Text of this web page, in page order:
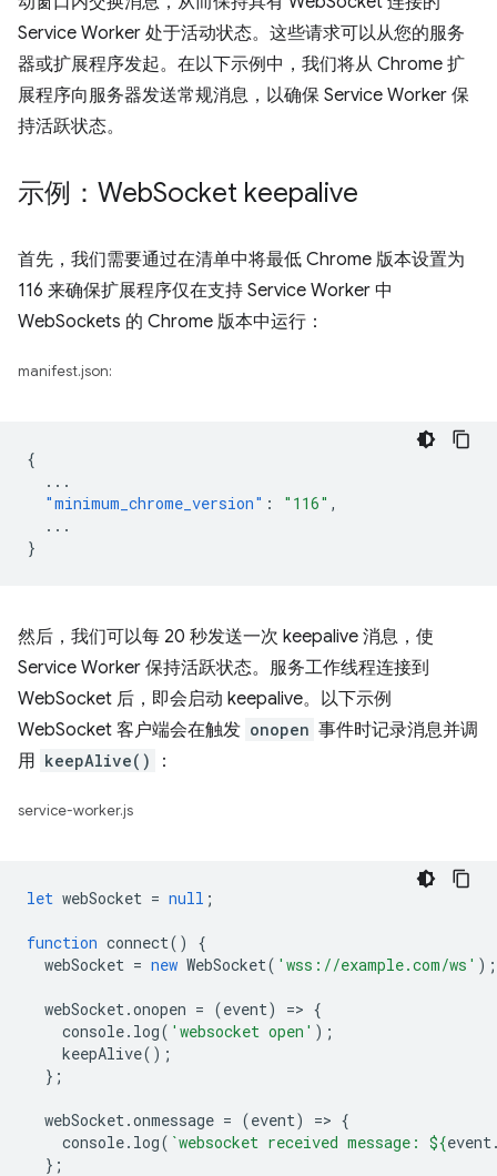
Service Worker 处于活动状态。这些请求可以从您的服务
器或扩展程序发起。在以下示例中，我们将从 Chrome 扩
展程序向服务器发送常规消息，以确保 Service Worker 保
持活跃状态。
示例：WebSocket keepalive
首先，我们需要通过在清单中将最低 Chrome 版本设置为
116 来确保扩展程序仅在支持 Service Worker 中
WebSockets 的 Chrome 版本中运行：
manifest.json:
{
...
"minimum_chrome_version" : "116" ,
...
}
然后，我们可以每 20 秒发送一次 keepalive 消息，使
Service Worker 保持活跃状态。服务工作线程连接到
WebSocket 后，即会启动 keepalive。以下示例
WebSocket 客户端会在触发 onopen 事件时记录消息并调
用 keepAlive() ：
service-worker.js
let webSocket = null ;
function connect()
{
webSocket = new WebSocket( 'wss://example.com/ws' );
webSocket.onopen = (event) => {
console. log( 'websocket open' );
keepAlive();
};
webSocket.onmessage = (event) => {
console. log( `websocket received message: ${event
};